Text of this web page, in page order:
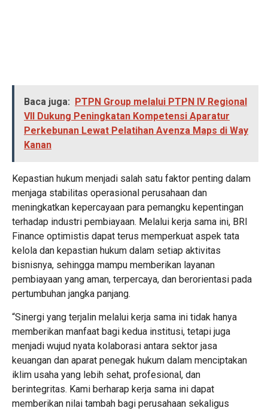
Baca juga: PTPN Group melalui PTPN IV Regional
VII Dukung Peningkatan Kompetensi Aparatur
Perkebunan Lewat Pelatihan Avenza Maps di Way
Kanan
Kepastian hukum menjadi salah satu faktor penting dalam
menjaga stabilitas operasional perusahaan dan
meningkatkan kepercayaan para pemangku kepentingan
terhadap industri pembiayaan. Melalui kerja sama ini, BRI
Finance optimistis dapat terus memperkuat aspek tata
kelola dan kepastian hukum dalam setiap aktivitas
bisnisnya, sehingga mampu memberikan layanan
pembiayaan yang aman, terpercaya, dan berorientasi pada
pertumbuhan jangka panjang.
“Sinergi yang terjalin melalui kerja sama ini tidak hanya
memberikan manfaat bagi kedua institusi, tetapi juga
menjadi wujud nyata kolaborasi antara sektor jasa
keuangan dan aparat penegak hukum dalam menciptakan
iklim usaha yang lebih sehat, profesional, dan
berintegritas. Kami berharap kerja sama ini dapat
memberikan nilai tambah bagi perusahaan sekaligus